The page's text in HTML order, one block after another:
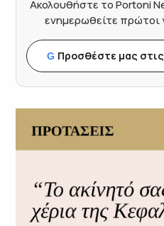
Ακολουθήστε το Portoni
ενημερωθείτε πρώτοι
G Προσθέστε μας